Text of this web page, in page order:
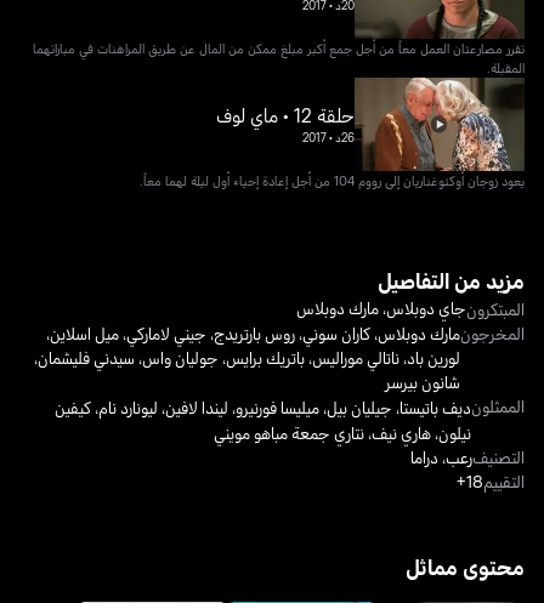
20د •
2017
تقرر مصارعتان العمل معاً من أجل جمع أكبر مبلغ ممكن من المال عن طريق المراهنات في مباراتهما
المقبلة.
حلقة 12 • ماي لوف
26د •
2017
يعود زوجان أوكتوغناريان إلى رووم 104 من أجل إعادة إحياء أول ليلة لهما معاً.
مزيد من التفاصيل
المبتكرونجاي دوبلاس،مارك دوبلاس
المخرجونمارك دوبلاس،كاران سوني،روس بارتريدج، جيني لاماركي،ميل اسلاين،
لورين باد،ناتالي موراليس،باتريك برايس، جوليان واس، سيدني فليشمان،
شانون بيرسر
الممثلونديف باتيستا، جيليان بيل،ميليسا فورنيرو، ليندا لافين، ليونارد نام،كيفين
نيلون،هاري نيف،نتاري جمعة مباهو مويني
التصنيفرعب، دراما
التقييم18+
محتوى مماثل